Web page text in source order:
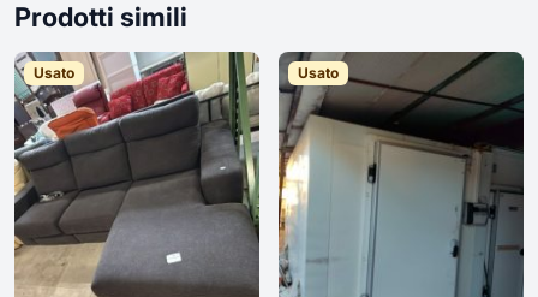
Prodotti simili
Usato Usato